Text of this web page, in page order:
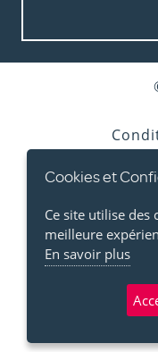
Cookies et
Ce site utilise
meilleure
En savoir plus